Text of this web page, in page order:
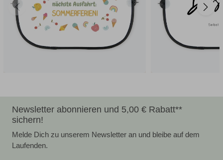
Newsletter abonnieren und 5,00 € Rabatt**
sichern!
Melde Dich zu unserem Newsletter an und bleibe auf dem
Laufenden.